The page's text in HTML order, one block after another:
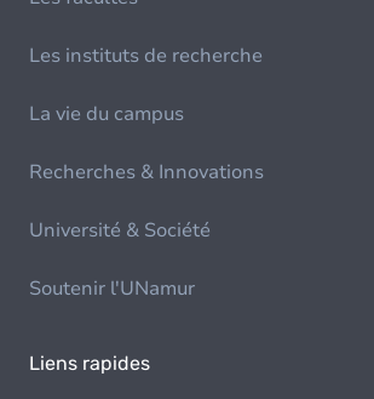
Les instituts de recherche
La vie du campus
Recherches & Innovations
Université & Société
Soutenir l'UNamur
Liens rapides